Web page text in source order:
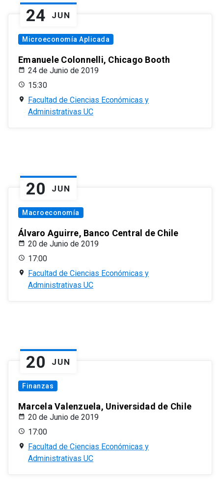
24 JUN
Microeconomía Aplicada
Emanuele Colonnelli, Chicago Booth
24 de Junio de 2019
15:30
Facultad de Ciencias Económicas y
Administrativas UC
20 JUN
Macroeconomía
Álvaro Aguirre, Banco Central de Chile
20 de Junio de 2019
17:00
Facultad de Ciencias Económicas y
Administrativas UC
20 JUN
Finanzas
Marcela Valenzuela, Universidad de Chile
20 de Junio de 2019
17:00
Facultad de Ciencias Económicas y
Administrativas UC